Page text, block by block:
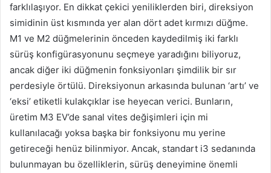
farklılaşıyor. En dikkat çekici yeniliklerden biri, direksiyon
simidinin üst kısmında yer alan dört adet kırmızı düğme.
M1 ve M2 düğmelerinin önceden kaydedilmiş iki farklı
sürüş konfigürasyonunu seçmeye yaradığını biliyoruz,
ancak diğer iki düğmenin fonksiyonları şimdilik bir sır
perdesiyle örtülü. Direksiyonun arkasında bulunan ‘artı’ ve
‘eksi’ etiketli kulakçıklar ise heyecan verici. Bunların,
üretim M3 EV’de sanal vites değişimleri için mi
kullanılacağı yoksa başka bir fonksiyonu mu yerine
getireceği henüz bilinmiyor. Ancak, standart i3 sedanında
bulunmayan bu özelliklerin, sürüş deneyimine önemli